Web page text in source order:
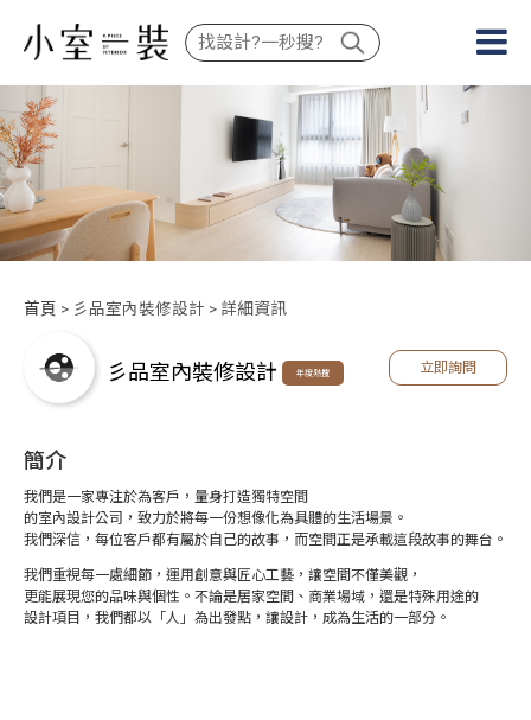
首頁 > 彡品室內裝修設計 > 詳細資訊
彡品室內裝修設計 年度熱搜 立即詢問
簡介
我們是一家專注於為客戶，量身打造獨特空間
的室內設計公司，致力於將每一份想像化為具體的生活場景。
我們深信，每位客戶都有屬於自己的故事，而空間正是承載這段故事的舞台。
我們重視每一處細節，運用創意與匠心工藝，讓空間不僅美觀，
更能展現您的品味與個性。不論是居家空間、商業場域，還是特殊用途的
設計項目，我們都以「人」為出發點，讓設計，成為生活的一部分。